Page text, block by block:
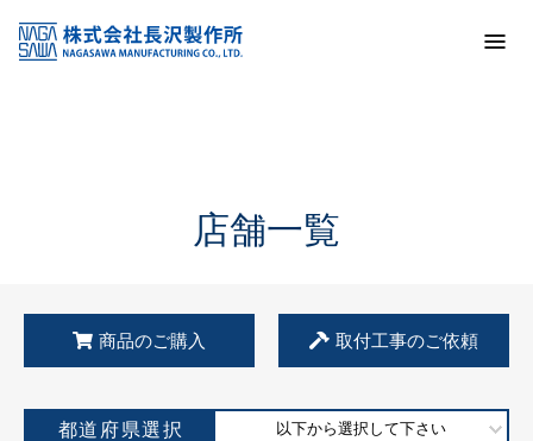
KSS加盟店・取扱店情報
店舗一覧
店舗一覧
商品のご購入 取付工事のご依頼
都道府県選択 以下から選択して下さい